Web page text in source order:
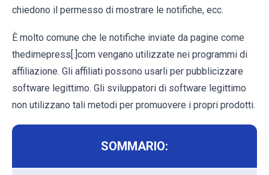
chiedono il permesso di mostrare le notifiche, ecc.
È molto comune che le notifiche inviate da pagine come
thedimepress[.]com vengano utilizzate nei programmi di
affiliazione. Gli affiliati possono usarli per pubblicizzare
software legittimo. Gli sviluppatori di software legittimo
non utilizzano tali metodi per promuovere i propri prodotti.
SOMMARIO: